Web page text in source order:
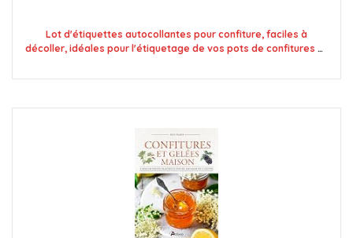
Lot d'étiquettes autocollantes pour confiture, faciles à
décoller, idéales pour l'étiquetage de vos pots de confitures et
couleurs - A8)